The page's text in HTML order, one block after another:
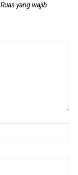
Ruas yang wajib